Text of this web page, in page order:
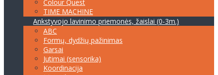
Colour Quest
TIME MACHINE
Ankstyvojo lavinimo priemonės, žaislai (0-3m.)
ABC
Formų, dydžių pažinimas
Garsai
Jutimai (sensorika)
Koordinacija